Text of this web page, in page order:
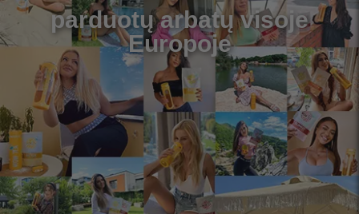
parduotų arbatų visoje
Europoje